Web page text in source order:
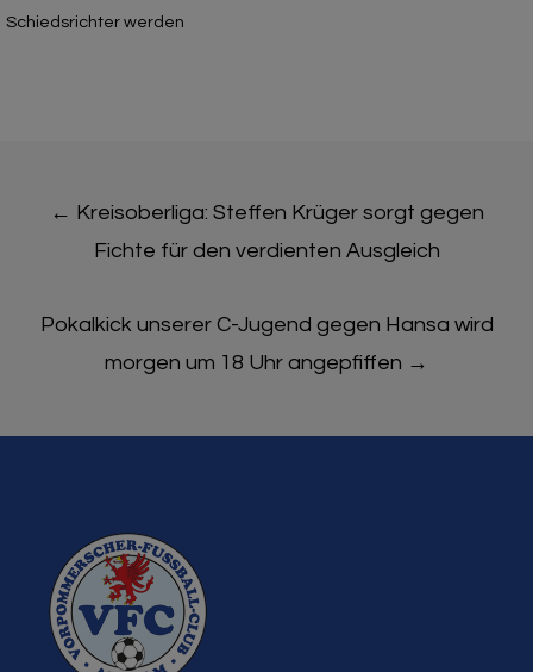
Schiedsrichter werden
Post
navigation
← Kreisoberliga: Steffen Krüger sorgt gegen
Fichte für den verdienten Ausgleich
Pokalkick unserer C-Jugend gegen Hansa wird
morgen um 18 Uhr angepfiffen →